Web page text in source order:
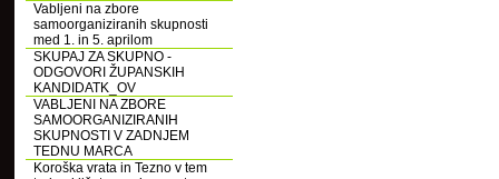
Vabljeni na zbore
samoorganiziranih skupnosti
med 1. in 5. aprilom
SKUPAJ ZA SKUPNO -
ODGOVORI ŽUPANSKIH
KANDIDATK_OV
VABLJENI NA ZBORE
SAMOORGANIZIRANIH
SKUPNOSTI V ZADNJEM
TEDNU MARCA
Koroška vrata in Tezno v tem